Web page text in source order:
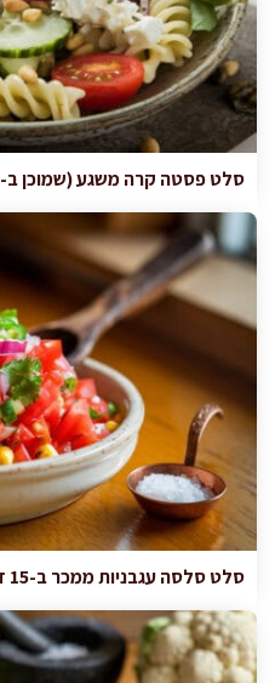
סלט פסטה קרה משגע (שמוכן ב-25 דקות ולמקרר)
סלט סלסה עגבניות ממכר ב-15 דקות, בלי מעבד מזון